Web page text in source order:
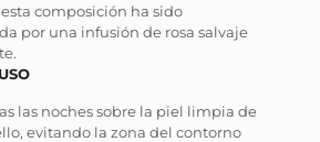
composición ha sido
por una infusión de rosa salvaje
las noches sobre la piel limpia de
evitando la zona del contorno